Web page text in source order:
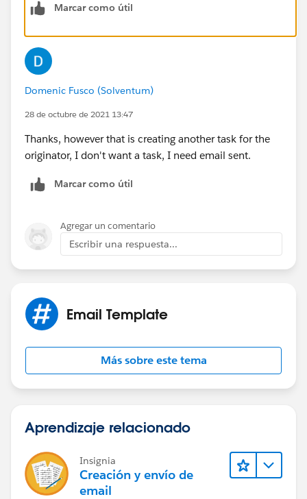
Marcar como útil
Domenic Fusco (Solventum)
28 de octubre de 2021 13:47
Thanks, however that is creating another task for the
originator, I don't want a task, I need email sent.
Marcar como útil
Agregar un comentario
Escribir una respuesta...
Email Template
Más sobre este tema
Aprendizaje relacionado
Insignia
Creación y envío de
email